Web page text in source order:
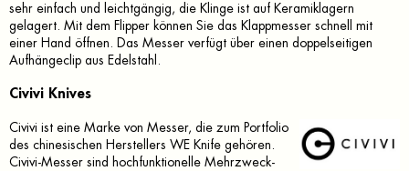
sehr einfach und leichtgängig, die Klinge ist auf Keramiklagern
gelagert. Mit dem Flipper können Sie das Klappmesser schnell mit
einer Hand öffnen. Das Messer verfügt über einen doppelseitigen
Aufhängeclip aus Edelstahl.
Civivi Knives
Civivi ist eine Marke von Messer, die zum Portfolio
des chinesischen Herstellers WE Knife gehören.
Civivi-Messer sind hochfunktionelle Mehrzweck-